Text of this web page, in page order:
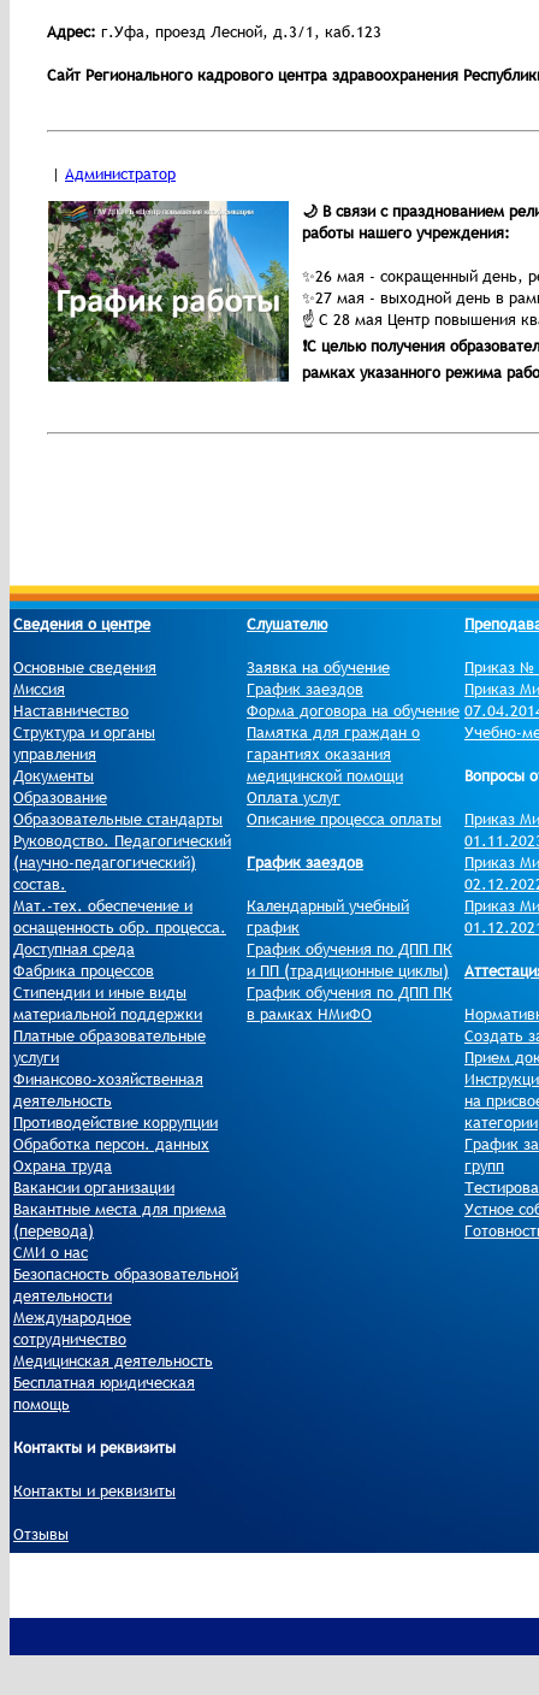
Адрес: г.Уфа, проезд Лесной, д.3/1, каб.123
Сайт Регионального кадрового центра здравоохранения
| Администратор
🌙 В связи с празднованием
работы нашего учреждения:
✨26 мая - сокращенный день,
✨27 мая - выходной день в
☝️ С 28 мая Центр повышения
❗С целью получения
рамках указанного режима
Сведения о центре
Основные сведения
Миссия
Наставничество
Структура и органы
управления
Документы
Образование
Образовательные стандарты
Руководство. Педагогический
(научно-педагогический)
состав.
Мат.-тех. обеспечение и
оснащенность обр. процесса.
Доступная среда
Фабрика процессов
Стипендии и иные виды
материальной поддержки
Платные образовательные
услуги
Финансово-хозяйственная
деятельность
Противодействие коррупции
Обработка персон. данных
Охрана труда
Вакансии организации
Вакантные места для приема
(перевода)
СМИ о нас
Безопасность образовательной
деятельности
Международное
сотрудничество
Медицинская деятельность
Бесплатная юридическая
помощь
Контакты и реквизиты
Контакты и реквизиты
Отзывы
Слушателю
Заявка на обучение
График заездов
Форма договора на обучение
Памятка для граждан о
гарантиях оказания
медицинской помощи
Оплата услуг
Описание процесса оплаты
График заездов
Календарный учебный
график
График обучения по ДПП ПК
и ПП (традиционные циклы)
График обучения по ДПП ПК
в рамках НМиФО
Приказ №
Приказ
Учебно-
Вопросы
Приказ
Приказ
Приказ
Создать
Прием
на
категории
График
групп
Устное